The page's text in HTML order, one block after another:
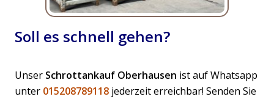
Soll es schnell gehen?
Unser Schrottankauf Oberhausen ist auf Whatsapp
unter 015208789118 jederzeit erreichbar! Senden Sie